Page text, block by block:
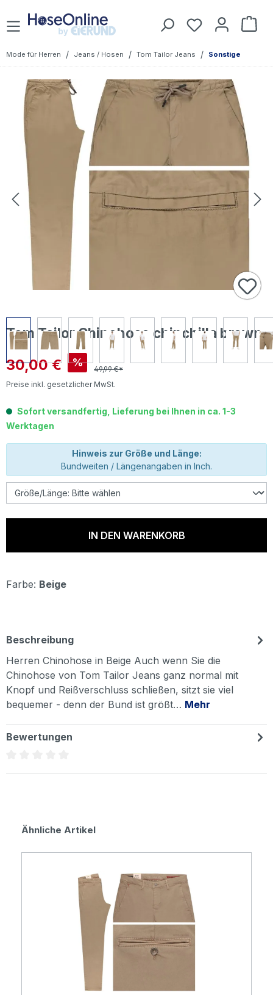
Zum Hauptinhalt springen Du hast 0
Mode für Herren / Jeans / Hosen / Tom Tailor Jeans / Sonstige
Bildergalerie überspringen
Tom Tailor Chinohose chinchilla brown
Verkaufspreis:
30,00 € %
49,99 €*
Preise inkl. gesetzlicher MwSt.
Sofort versandfertig, Lieferung bei Ihnen in ca. 1-3
Werktagen
Hinweis zur Größe und Länge:
Bundweiten / Längenangaben in Inch.
IN DEN WARENKORB
Farbe: Beige
Beschreibung
Herren Chinohose in Beige Auch wenn Sie die
Chinohose von Tom Tailor Jeans ganz normal mit
Knopf und Reißverschluss schließen, sitzt sie viel
bequemer - denn der Bund ist größt… Mehr
Bewertungen
Produktgalerie überspringen
Ähnliche Artikel